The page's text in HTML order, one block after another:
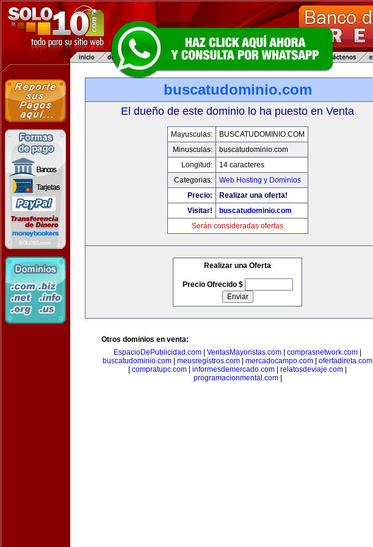
buscatudominio.com
El dueño de este dominio lo ha puesto en Venta
Mayusculas:
BUSCATUDOMINIO.COM
Minusculas:
buscatudominio.com
Longitud:
14 caracteres
Categorias:
Web Hosting y Dominios
Precio:
Realizar una oferta!
Visitar!
buscatudominio.com
Serán consideradas ofertas
Realizar una Oferta
Precio Ofrecido $
Otros dominios en venta:
EspacioDePublicidad.com
VentasMayoristas.com comprasnetwork.com
buscatudominio.com
meusregistros.com mercadocampo.com
ofertadireta.com
compratupc.com informesdemercado.com relatosdeviaje.com
programacionmental.com|